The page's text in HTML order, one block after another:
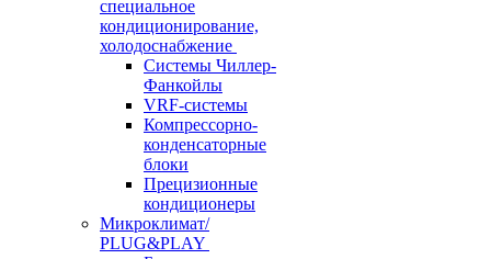
специальное
кондиционирование,
холодоснабжение
Системы Чиллер-
Фанкойлы
VRF-системы
Компрессорно-
конденсаторные
блоки
Прецизионные
кондиционеры
Микроклимат/
PLUG&PLAY